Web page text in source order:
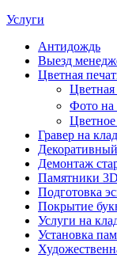
Услуги
Антидождь
Выезд
Цветная
Цветная
Фото на
Гравер на
Демонтаж
Памятники 3D
Подготовка
Покрытие
Услуги на
Установка